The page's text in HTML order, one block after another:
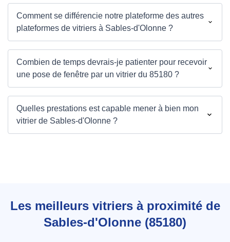
Comment se différencie notre plateforme des autres
plateformes de vitriers à Sables-d'Olonne ?
Combien de temps devrais-je patienter pour recevoir
une pose de fenêtre par un vitrier du 85180 ?
Quelles prestations est capable mener à bien mon
vitrier de Sables-d'Olonne ?
Les meilleurs vitriers à proximité de
Sables-d'Olonne (85180)